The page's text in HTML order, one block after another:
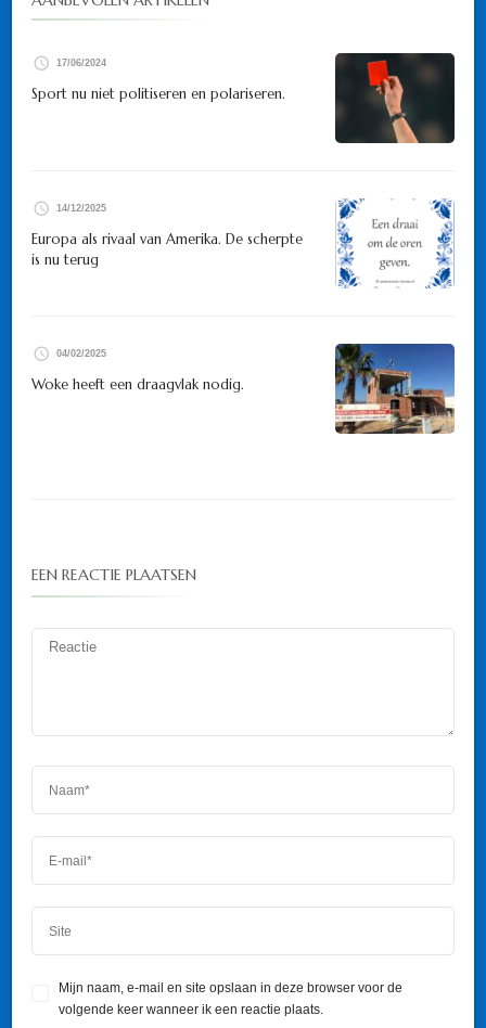
17/06/2024
Sport nu niet politiseren en polariseren.
14/12/2025
Europa als rivaal van Amerika. De scherpte
is nu terug
04/02/2025
Woke heeft een draagvlak nodig.
EEN REACTIE PLAATSEN
Mijn naam, e-mail en site opslaan in deze browser voor de
volgende keer wanneer ik een reactie plaats.